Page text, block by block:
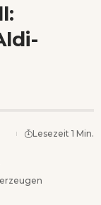
Lesezeit 1 Min.